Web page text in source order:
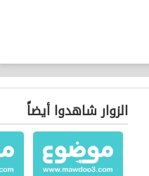
الزوار شاهدوا أيضاً